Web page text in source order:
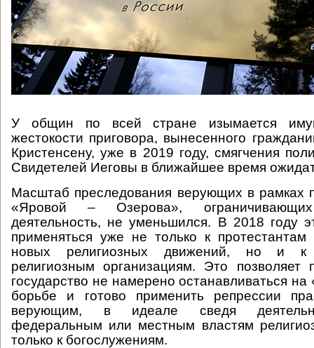
У общин по всей стране изымается
жестокости приговора, вынесенного
Кристенсену, уже в 2019 году, смягчения
Свидетелей Иеговы в ближайшее время
Масштаб преследования верующих в рамках
«Яровой – Озерова», ограничивающих
деятельность, не уменьшился. В 2018 году
применяться уже не только к протестантам
новых религиозных движений, но и к
религиозным организациям. Это позволяет
государство не намерено останавливаться на
борьбе и готово применить репрессии
верующим, в идеале сведя
федеральным или местным властям
только к богослужениям.